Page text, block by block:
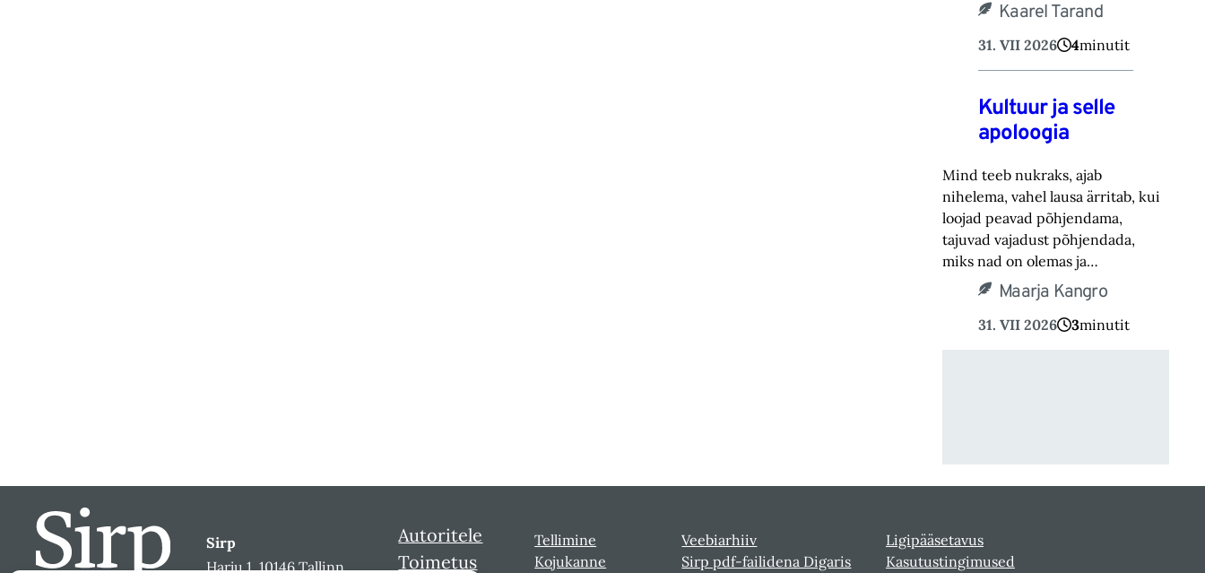
Kaarel Tarand
31. VII 2026 4minutit
Kultuur ja selle
apoloogia
Mind teeb nukraks, ajab
nihelema, vahel lausa ärritab, kui
loojad peavad põhjendama,
tajuvad vajadust põhjendada,
miks nad on olemas ja…
Maarja Kangro
31. VII 2026 3minutit
Sirp
Harju 1, 10146 Tallinn
Autoritele
Toimetus
Tellimine
Kojukanne
Veebiarhiiv
Sirp pdf-failidena Digaris
Ligipääsetavus
Kasutustingimused